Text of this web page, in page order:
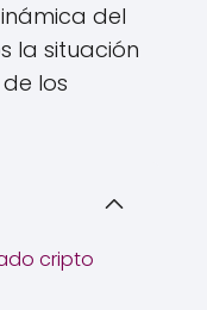
del
la situación
los
cripto